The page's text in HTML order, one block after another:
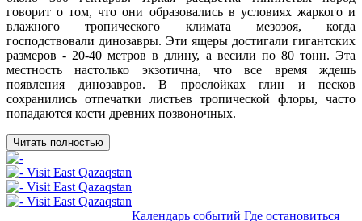
говорит о том, что они образовались в условиях жаркого и
влажного тропического климата мезозоя, когда
господствовали динозавры. Эти ящеры достигали гигантских
размеров - 20-40 метров в длину, а весили по 80 тонн. Эта
местность настолько экзотична, что все время ждешь
появления динозавров. В прослойках глин и песков
сохранились отпечат­ки листьев тропической флоры, часто
попадаются кости древних позвоночных.
Читать полностью
Календарь событий Где остановиться